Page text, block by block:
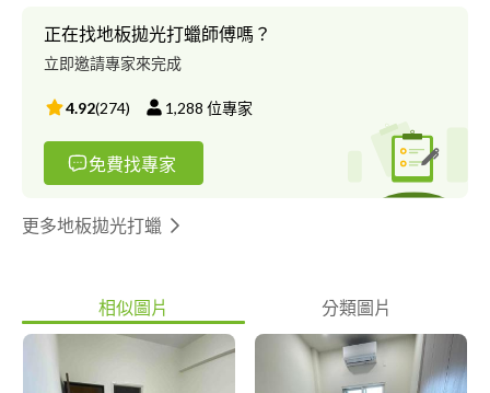
正在找地板拋光打蠟師傅嗎？
立即邀請專家來完成
4.92(274) 1,288 位專家
免費找專家
更多地板拋光打蠟
相似圖片 分類圖片